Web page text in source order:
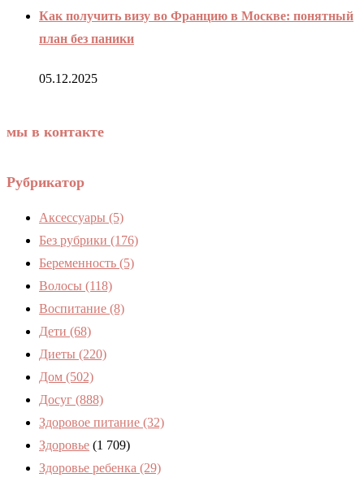
Как получить визу во Францию в Москве: понятный
план без паники
05.12.2025
мы в контакте
Рубрикатор
Аксессуары (5)
Без рубрики (176)
Беременность (5)
Волосы (118)
Воспитание (8)
Дети (68)
Диеты (220)
Дом (502)
Досуг (888)
Здоровое питание (32)
Здоровье (1 709)
Здоровье ребенка (29)